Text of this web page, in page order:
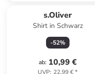
s.Oliver
Shirt in Schwarz
-52%
ab: 10,99 €
UVP: 22,99 €*